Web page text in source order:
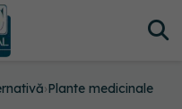
›Plante medicinale